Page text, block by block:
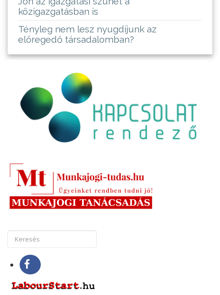
közigazgatásban is
Tényleg nem lesz nyugdíjunk az
elöregedő társadalomban?